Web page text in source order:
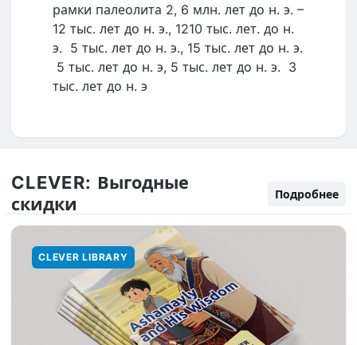
рамки палеолита 2, 6 млн. лет до н. э. –
12 тыс. лет до н. э., 12­10 тыс. лет. до н.
э. ­ 5 тыс. лет до н. э., 15 тыс. лет до н. э.
­ 5 тыс. лет до н. э, 5 тыс. лет до н. э. ­ 3
тыс. лет до н. э
CLEVER: Выгодные
скидки
Подробнее
CLEVER LIBRARY